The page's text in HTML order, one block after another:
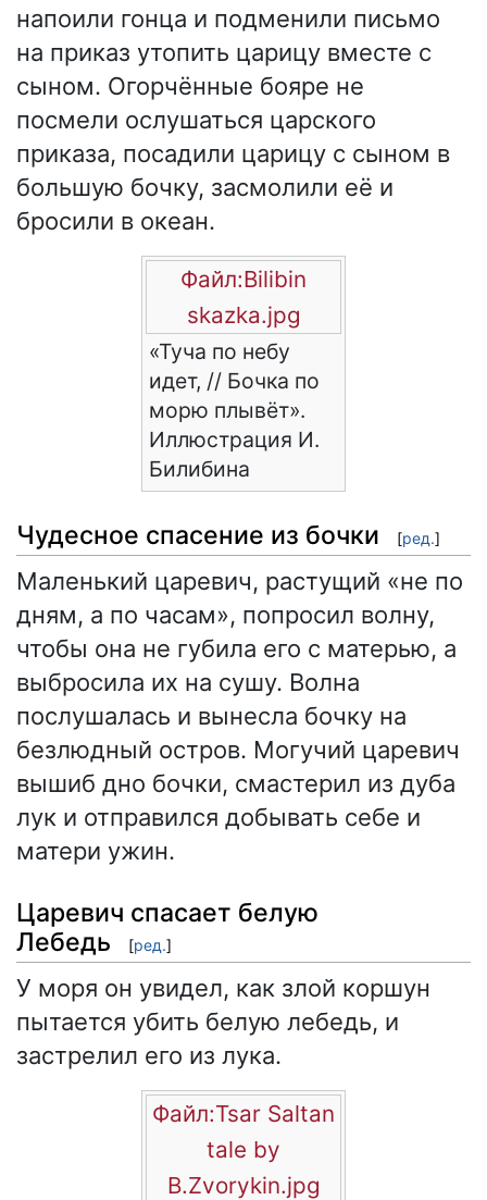
напоили гонца и подменили письмо
на приказ утопить царицу вместе с
сыном. Огорчённые бояре не
посмели ослушаться царского
приказа, посадили царицу с сыном в
большую бочку, засмолили её и
бросили в океан.
Файл:Bilibin
skazka.jpg
«Туча по небу
идет, // Бочка по
морю плывёт».
Иллюстрация И.
Билибина
Чудесное спасение из бочки [ред.]
Маленький царевич, растущий «не по
дням, а по часам», попросил волну,
чтобы она не губила его с матерью, а
выбросила их на сушу. Волна
послушалась и вынесла бочку на
безлюдный остров. Могучий царевич
вышиб дно бочки, смастерил из дуба
лук и отправился добывать себе и
матери ужин.
Царевич спасает белую
Лебедь
[ред.]
У моря он увидел, как злой коршун
пытается убить белую лебедь, и
застрелил его из лука.
Файл:Tsar Saltan
tale by
B.Zvorykin.jpg